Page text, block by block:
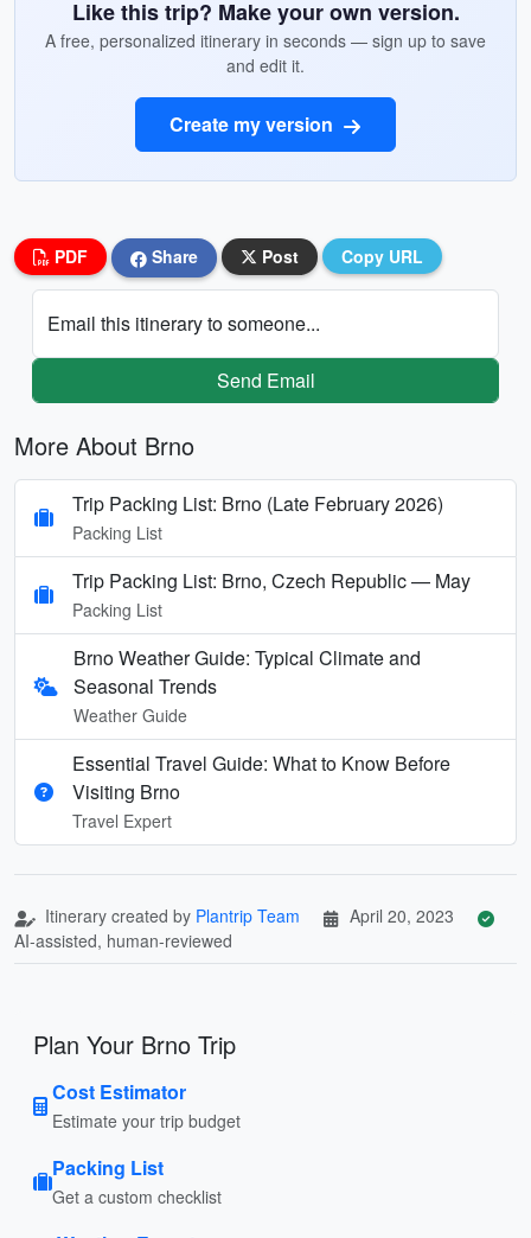
Like this trip? Make your own version.
A free, personalized itinerary in seconds — sign up to save
and edit it.
Create my version
PDF Share Post Copy URL
Email this itinerary to someone...
Send Email
More About Brno
Trip Packing List: Brno (Late February 2026)
Packing List
Trip Packing List: Brno, Czech Republic — May
Packing List
Brno Weather Guide: Typical Climate and
Seasonal Trends
Weather Guide
Essential Travel Guide: What to Know Before
Visiting Brno
Travel Expert
Itinerary created by Plantrip Team
April 20, 2023
AI-assisted, human-reviewed
Plan Your Brno Trip
Cost Estimator
Estimate your trip budget
Packing List
Get a custom checklist